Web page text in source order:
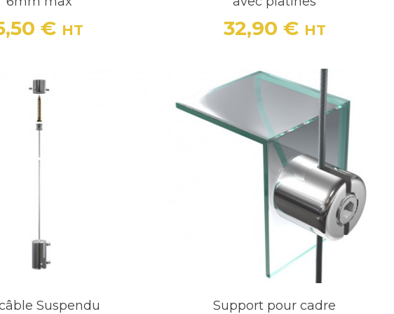
Prix
€ HT Prix
32,90 € HT
Suspendu Support pour cadre